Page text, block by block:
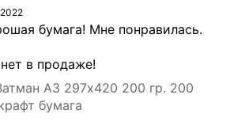
бумага! Мне понравилась.
в продаже!
А3 297х420 200 гр. 200
бумага